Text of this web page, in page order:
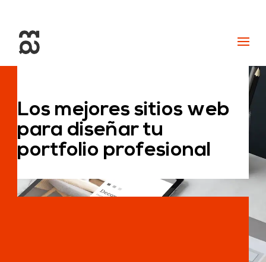
Los mejores sitios web
para diseñar tu
portfolio profesional